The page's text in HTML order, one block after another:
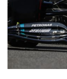
GP